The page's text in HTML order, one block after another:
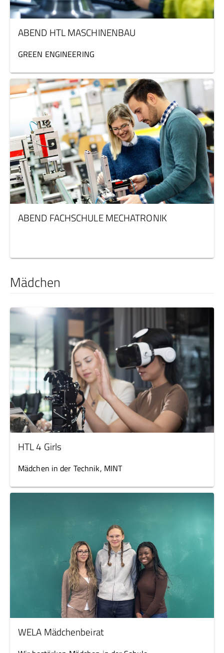
ABEND HTL MASCHINENBAU
GREEN ENGINEERING
ABEND FACHSCHULE MECHATRONIK
Mädchen
HTL 4 Girls
Mädchen in der Technik, MINT
WELA Mädchenbeirat